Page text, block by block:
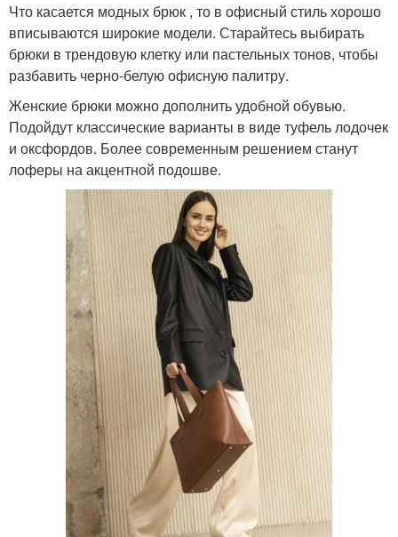
Что касается модных брюк , то в офисный стиль хорошо
вписываются широкие модели. Старайтесь выбирать
брюки в трендовую клетку или пастельных тонов, чтобы
разбавить черно-белую офисную палитру.
Женские брюки можно дополнить удобной обувью.
Подойдут классические варианты в виде туфель лодочек
и оксфордов. Более современным решением станут
лоферы на акцентной подошве.